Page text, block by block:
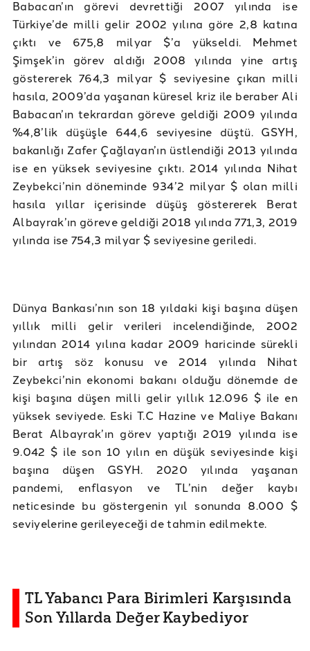
Babacan’ın görevi devrettiği 2007 yılında ise
Türkiye’de milli gelir 2002 yılına göre 2,8 katına
çıktı ve 675,8 milyar $’a yükseldi. Mehmet
Şimşek’in görev aldığı 2008 yılında yine artış
göstererek 764,3 milyar $ seviyesine çıkan milli
hasıla, 2009’da yaşanan küresel kriz ile beraber Ali
Babacan’ın tekrardan göreve geldiği 2009 yılında
%4,8’lik düşüşle 644,6 seviyesine düştü. GSYH,
bakanlığı Zafer Çağlayan’ın üstlendiği 2013 yılında
ise en yüksek seviyesine çıktı. 2014 yılında Nihat
Zeybekci’nin döneminde 934’2 milyar $ olan milli
hasıla yıllar içerisinde düşüş göstererek Berat
Albayrak’ın göreve geldiği 2018 yılında 771,3, 2019
yılında ise 754,3 milyar $ seviyesine geriledi.
Dünya Bankası’nın son 18 yıldaki kişi başına düşen
yıllık milli gelir verileri incelendiğinde, 2002
yılından 2014 yılına kadar 2009 haricinde sürekli
bir artış söz konusu ve 2014 yılında Nihat
Zeybekci’nin ekonomi bakanı olduğu dönemde de
kişi başına düşen milli gelir yıllık 12.096 $ ile en
yüksek seviyede. Eski T.C Hazine ve Maliye Bakanı
Berat Albayrak’ın görev yaptığı 2019 yılında ise
9.042 $ ile son 10 yılın en düşük seviyesinde kişi
başına düşen GSYH. 2020 yılında yaşanan
pandemi, enflasyon ve TL’nin değer kaybı
neticesinde bu göstergenin yıl sonunda 8.000 $
seviyelerine gerileyeceği de tahmin edilmekte.
TL Yabancı Para Birimleri Karşısında
Son Yıllarda Değer Kaybediyor